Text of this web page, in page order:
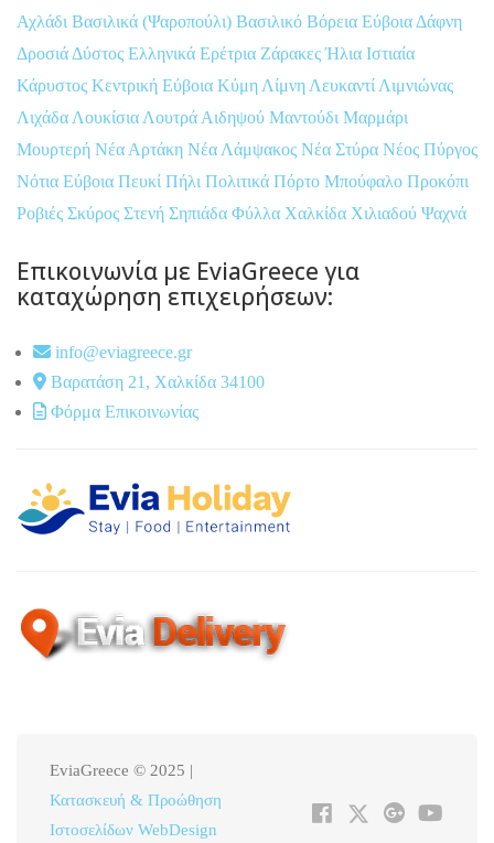
Αχλάδι Βασιλικά (Ψαροπούλι) Βασιλικό Βόρεια Εύβοια Δάφνη
Δροσιά Δύστος Ελληνικά Ερέτρια ΖάρακεςΉλια Ιστιαία
Κάρυστος Κεντρική Εύβοια Κύμη Λίμνη Λευκαντί Λιμνιώνας
Λιχάδα Λουκίσια Λουτρά Αιδηψού Μαντούδι Μαρμάρι
Μουρτερή Νέα Αρτάκη Νέα Λάμψακος Νέα Στύρα Νέος Πύργος
Νότια Εύβοια Πευκί Πήλι Πολιτικά Πόρτο Μπούφαλο Προκόπι
Ροβιές Σκύρος Στενή Σηπιάδα Φύλλα Χαλκίδα Χιλιαδού Ψαχνά
Επικοινωνία με EviaGreece για
καταχώρηση επιχειρήσεων:
info@eviagreece.gr
Βαρατάση 21, Χαλκίδα 34100
Φόρμα Επικοινωνίας
EviaGreece © 2025 |
Κατασκευή & Προώθηση
Ιστοσελίδων WebDesign